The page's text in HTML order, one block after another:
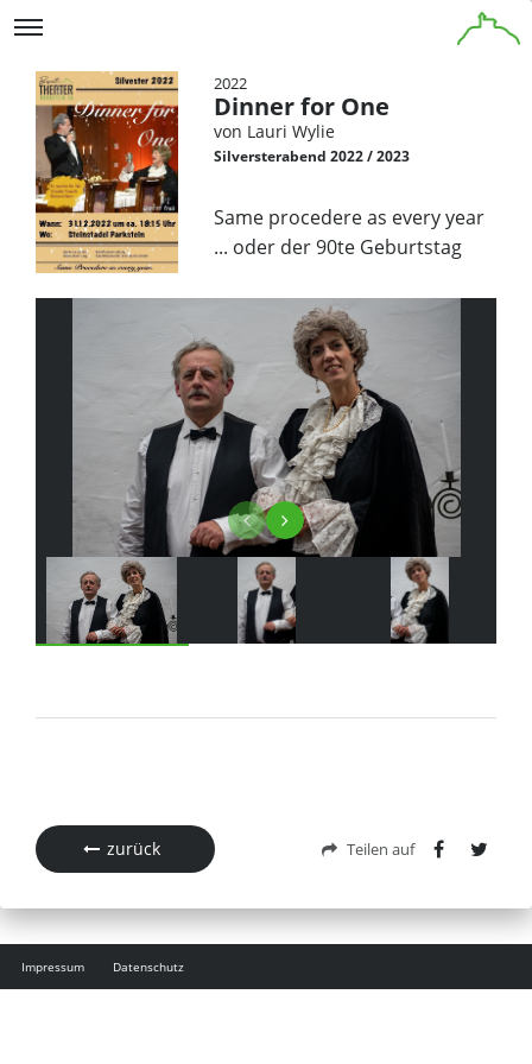
2022
Dinner for One
von Lauri Wylie
Silversterabend 2022 / 2023
Same procedere as every year
... oder der 90te Geburtstag
zurück Teilen auf
Impressum Datenschutz